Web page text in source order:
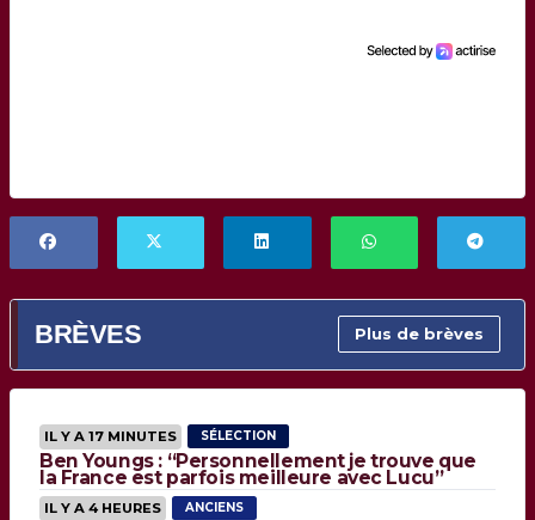
BRÈVES Plus de brèves
IL Y A 17 MINUTES SÉLECTION
Ben Youngs : “Personnellement je trouve que
la France est parfois meilleure avec Lucu”
IL Y A 4 HEURES ANCIENS